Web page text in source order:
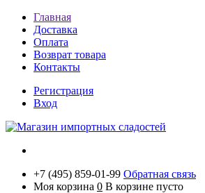
Главная
Доставка
Оплата
Возврат товара
Контакты
Регистрация
Вход
+7 (495) 859-01-99 Обратная связь
Моя корзина 0 В корзине пусто